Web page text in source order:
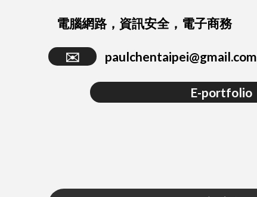
電腦網路，資訊安全，電子商務
✉️ paulchentaipei@gmail.com
E-portfolio